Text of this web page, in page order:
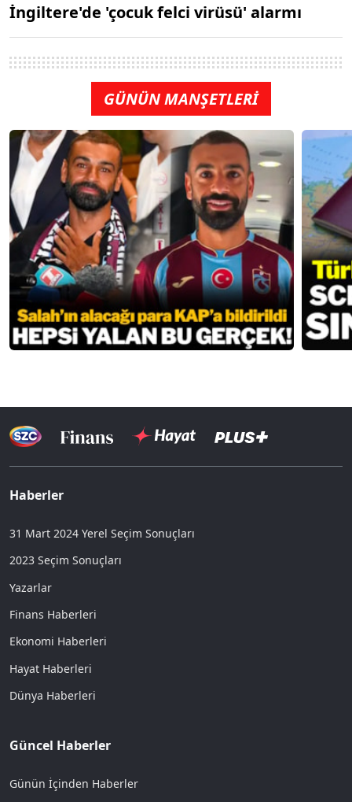
İngiltere'de 'çocuk felci virüsü' alarmı
GÜNÜN MANŞETLERİ
Haberler
31 Mart 2024 Yerel Seçim Sonuçları
2023 Seçim Sonuçları
Yazarlar
Finans Haberleri
Ekonomi Haberleri
Hayat Haberleri
Dünya Haberleri
Güncel Haberler
Günün İçinden Haberler